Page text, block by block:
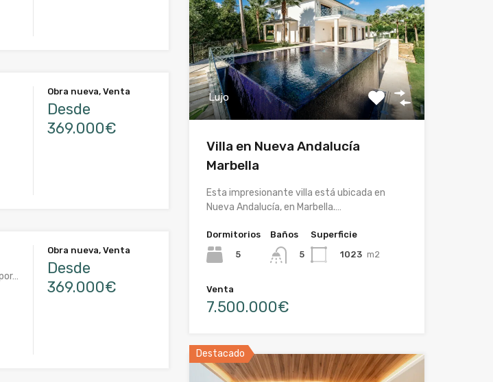
Obra nueva, Venta
Desde
369.000€
Obra nueva, Venta
Desde
369.000€
Lujo
Villa en Nueva Andalucía
Marbella
Esta impresionante villa está ubicada en
Nueva Andalucía, en Marbella.…
Dormitorios
5
Baños
5
Superficie
1023 m2
Venta
7.500.000€
Destacado